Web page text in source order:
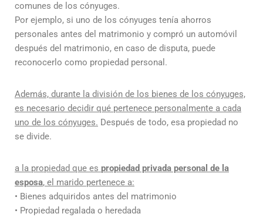
comunes de los cónyuges.
Por ejemplo, si uno de los cónyuges tenía ahorros
personales antes del matrimonio y compró un automóvil
después del matrimonio, en caso de disputa, puede
reconocerlo como propiedad personal.
Además, durante la división de los bienes de los cónyuges,
es necesario decidir qué pertenece personalmente a cada
uno de los cónyuges. Después de todo, esa propiedad no
se divide.
a la propiedad que es propiedad privada personal de la
esposa, el marido pertenece a:
• Bienes adquiridos antes del matrimonio
• Propiedad regalada o heredada